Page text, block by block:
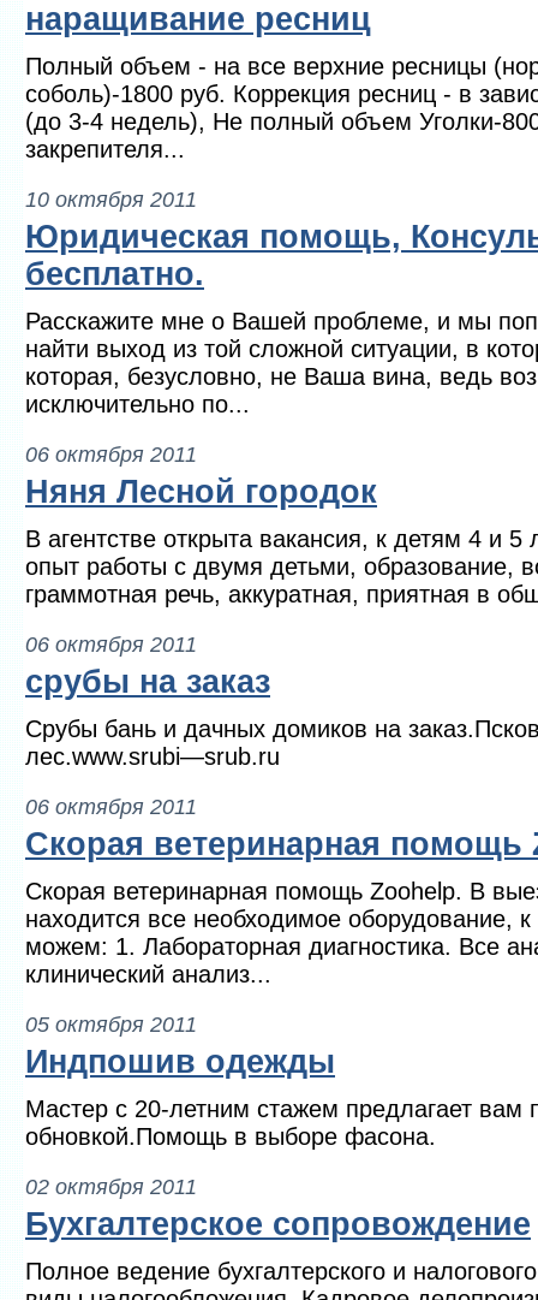
наращивание ресниц
Полный объем - на все верхние ресницы
соболь)-1800 руб. Коррекция ресниц - в
(до 3-4 недель), Не полный объем Уголки-
закрепителя...
10 октября 2011
Юридическая помощь,
бесплатно.
Расскажите мне о Вашей проблеме, и мы
найти выход из той сложной ситуации, в
которая, безусловно, не Ваша вина, ведь
исключительно по...
06 октября 2011
Няня Лесной городок
В агентстве открыта вакансия, к детям 4 и 5
опыт работы с двумя детьми, образование,
граммотная речь, аккуратная, приятная в
06 октября 2011
срубы на заказ
Срубы бань и дачных домиков на
лес.www.srubi—srub.ru
06 октября 2011
Скорая ветеринарная помощь
Скорая ветеринарная помощь Zoohelp. В
находится все необходимое оборудование,
можем: 1. Лабораторная диагностика. Все
клинический анализ...
05 октября 2011
Индпошив одежды
Мастер с 20-летним стажем предлагает вам
обновкой.Помощь в выборе фасона.
02 октября 2011
Бухгалтерское сопровождение
Полное ведение бухгалтерского и